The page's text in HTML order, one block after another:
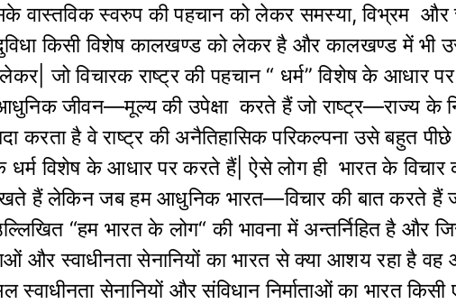
वास्तविक स्वरुप की पहचान को लेकर समस्या, विभ्रम और
किसी विशेष कालखण्ड को लेकर है और कालखण्ड में भी
जो विचारक राष्ट्र की पहचान “ धर्म” विशेष के आधार
जीवन—मूल्य की उपेक्षा करते हैं जो राष्ट्र—राज्य के
करता है वे राष्ट्र की अनैतिहासिक परिकल्पना उसे बहुत
विशेष के आधार पर करते हैं| ऐसे लोग ही भारत के विचार
हैं लेकिन जब हम आधुनिक भारत—विचार की बात करते हैं
“हम भारत के लोग“ की भावना में अन्तर्निहित है और
और स्वाधीनता सेनानियों का भारत से क्या आशय रहा है
स्वाधीनता सेनानियों और संविधान निर्माताओं का भारत